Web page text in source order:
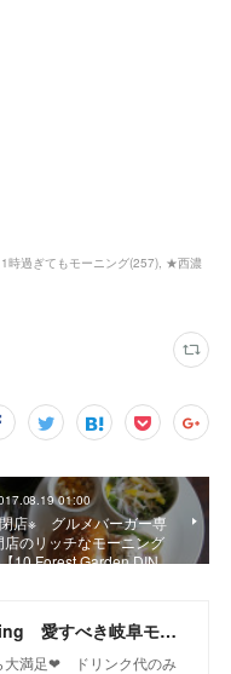
時過ぎてもモーニング(257) ★西濃
01:00
店※ グルメバーガー専
店のリッチなモーニング
10.Forest Garden DIN…
LOVE ❤ Gifu Morning 愛すべき岐阜モーニング♪
大満足❤ ドリンク代のみ